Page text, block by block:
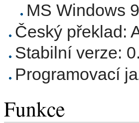
MS Windows
Český překlad:
Stabilní verze:
Programovací
Funkce